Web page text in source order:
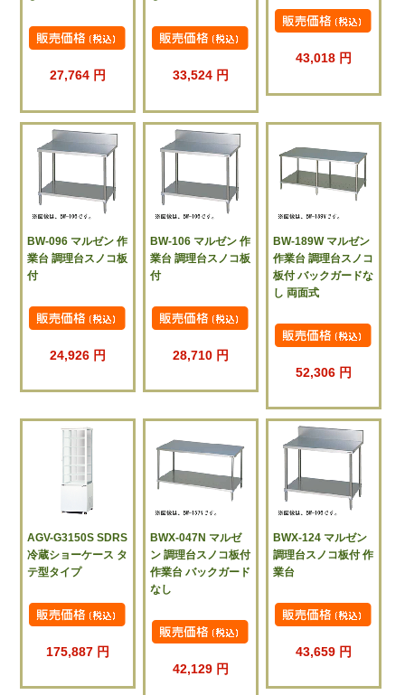
27,764 円 33,524 円
43,018 円
BW-096 マルゼン 作
業台 調理台スノコ板
付
24,926 円
BW-106 マルゼン 作
業台 調理台スノコ板
付
28,710 円
BW-189W マルゼン
作業台 調理台スノコ
板付 バックガードな
し 両面式
52,306 円
AGV-G3150S SDRS
冷蔵ショーケース タ
テ型タイプ
175,887 円
BWX-047N マルゼ
ン 調理台スノコ板付
作業台 バックガード
なし
42,129 円
BWX-124 マルゼン
調理台スノコ板付 作
業台
43,659 円